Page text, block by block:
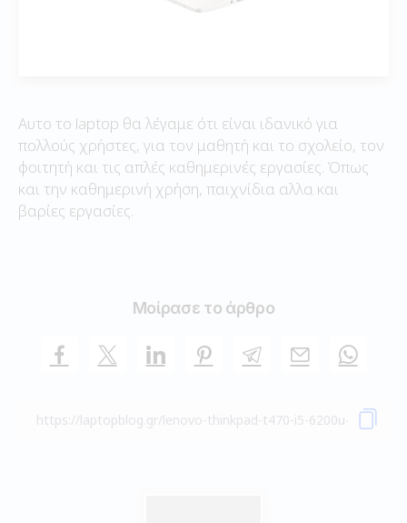
Αυτο το laptop θα λέγαμε ότι είναι ιδανικό για
πολλούς χρήστες, για τον μαθητή και το σχολείο, τον
φοιτητή και τις απλές καθημερινές εργασίες. Όπως
και την καθημερινή χρήση, παιχνίδια αλλα και
βαρίες εργασίες.
Μοίρασε το άρθρο